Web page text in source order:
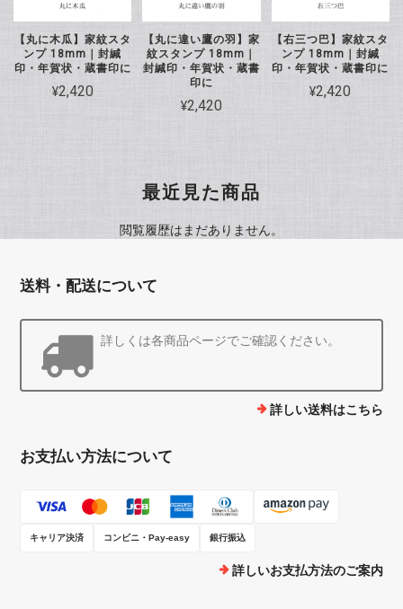
【丸に木瓜】家紋スタ
ンプ 18mm｜封緘
印・年賀状・蔵書印に
¥2,420
【丸に違い鷹の羽】家
紋スタンプ 18mm｜
封緘印・年賀状・蔵書
印に
¥2,420
【右三つ巴】家紋スタ
ンプ 18mm｜封緘
印・年賀状・蔵書印に
¥2,420
最近見た商品
閲覧履歴はまだありません。
送料・配送について
詳しくは各商品ページでご確認ください。
詳しい送料はこちら
お支払い方法について
キャリア決済 コンビニ・Pay-easy 銀行振込
詳しいお支払方法のご案内